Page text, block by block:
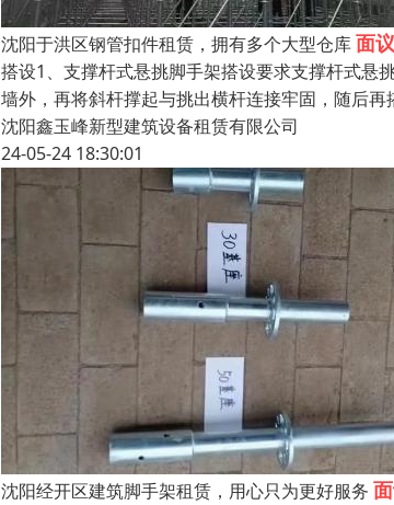
沈阳于洪区钢管扣件租赁，拥有多个大型仓库面议
搭设1、支撑杆式悬挑脚手架搭设要求支撑杆式悬
墙外，再将斜杆撑起与挑出横杆连接牢固，随后
沈阳鑫玉峰新型建筑设备租赁有限公司
24-05-24 18:30:01
沈阳经开区建筑脚手架租赁，用心只为更好服务